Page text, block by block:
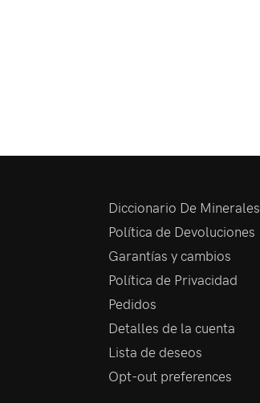
Diccionario De Minerales
Política de Devoluciones
Garantías y cambios
Política de Privacidad
Pedidos
Detalles de la cuenta
Lista de deseos
Opt-out preferences